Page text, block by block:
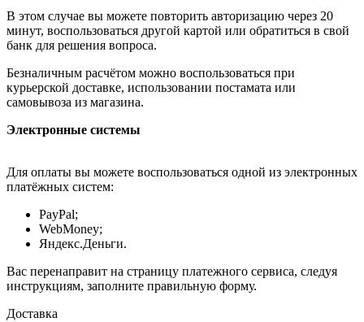
В этом случае вы можете повторить авторизацию через 20
минут, воспользоваться другой картой или обратиться в свой
банк для решения вопроса.
Безналичным расчётом можно воспользоваться при
курьерской доставке, использовании постамата или
самовывоза из магазина.
Электронные системы
Для оплаты вы можете воспользоваться одной из электронных
платёжных систем:
PayPal;
WebMoney;
Яндекс.Деньги.
Вас перенаправит на страницу платежного сервиса, следуя
инструкциям, заполните правильную форму.
Доставка